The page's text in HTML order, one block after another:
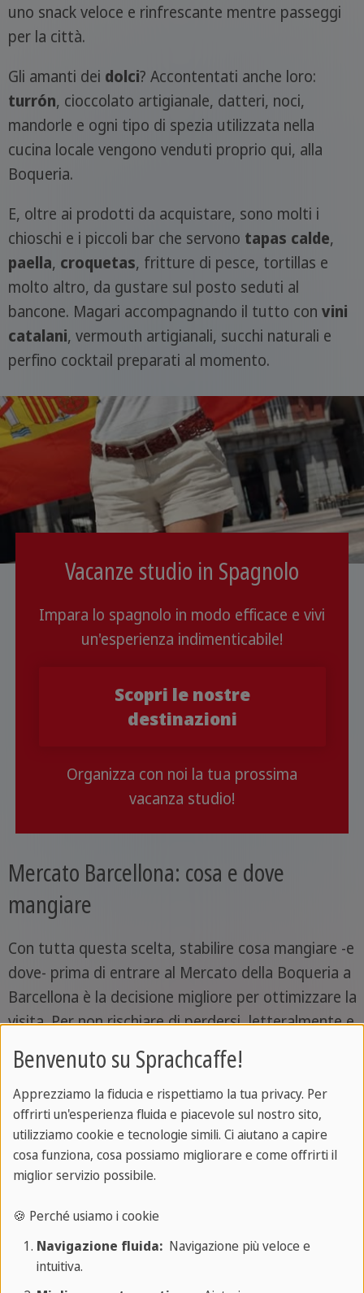
uno snack veloce e rinfrescante mentre passeggi
per la città.
Gli amanti dei dolci? Accontentati anche loro:
turrón, cioccolato artigianale, datteri, noci,
mandorle e ogni tipo di spezia utilizzata nella
cucina locale vengono venduti proprio qui, alla
Boqueria.
E, oltre ai prodotti da acquistare, sono molti i
chioschi e i piccoli bar che servono tapas calde,
paella, croquetas, fritture di pesce, tortillas e
molto altro, da gustare sul posto seduti al
bancone. Magari accompagnando il tutto con vini
catalani, vermouth artigianali, succhi naturali e
perfino cocktail preparati al momento.
Vacanze studio in Spagnolo
Impara lo spagnolo in modo efficace e vivi
un'esperienza indimenticabile!
Scopri le nostre
destinazioni
Organizza con noi la tua prossima
vacanza studio!
Mercato Barcellona: cosa e dove
mangiare
Con tutta questa scelta, stabilire cosa mangiare -e
dove- prima di entrare al Mercato della Boqueria a
Barcellona è la decisione migliore per ottimizzare la
visita. Per non rischiare di perdersi, letteralmente e
in senso figurato, tra tutti quei banchi, tutti quei
profumi, quei sapori, quei colori in ogni dove.
Tapas tradizionali, street food locale, pesce fresco
di zona: la cucina catalana ha tantissimo da offrire,
e tutte le sue prelibatezze sono racchiuse tra
queste mura di ferro battuto.
bravas, croquetas, calamari fritti, polpo alla
Benvenuto su Sprachcaffe!
Apprezziamo la fiducia e rispettiamo la tua privacy. Per
offrirti un'esperienza fluida e piacevole sul nostro sito,
utilizziamo cookie e tecnologie simili. Ci aiutano a capire
cosa funziona, cosa possiamo migliorare e come offrirti il
miglior servizio possibile.
🍪 Perché usiamo i cookie
Navigazione fluida:Navigazione più veloce e
intuitiva.